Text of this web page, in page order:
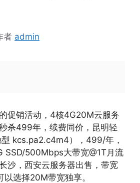
者 admin
促销活动，4核4G20M云服务
杀499年，续费同价，昆明轻
kcs.pa2.c4m4），499/年，
SSD/500Mbps大带宽@1T月流
沙，西安云服务器出售，带宽
选择20M带宽独享。